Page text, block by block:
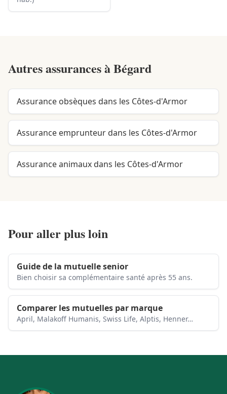
Autres assurances àBégard
Assurance obsèques dans les Côtes-d'Armor
Assurance emprunteur dans les Côtes-d'Armor
Assurance animaux dans les Côtes-d'Armor
Pour aller plus loin
Guide de la mutuelle senior
Bien choisir sa complémentaire santé après 55 ans.
Comparer les mutuelles par marque
April, Malakoff Humanis, Swiss Life, Alptis, Henner…